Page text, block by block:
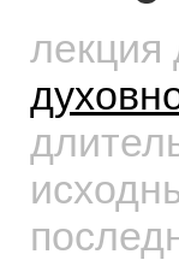
лекция